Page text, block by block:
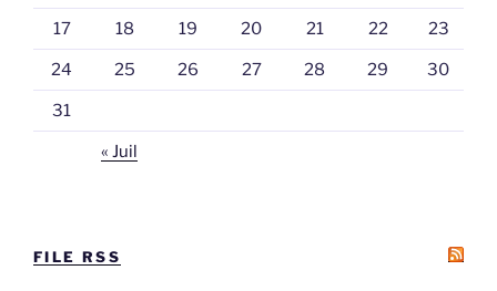
17 18 19 20 21 22 23
24 25 26 27 28 29 30
31
« Juil
FILE RSS